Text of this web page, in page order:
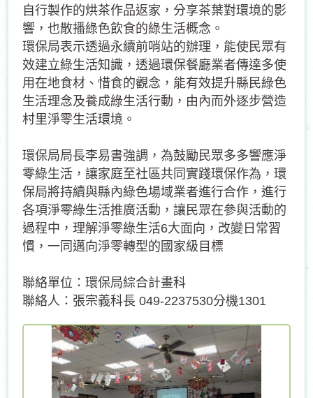
自行製作的烘茶作品返家，分享茶葉對環境的影
響，也散播綠色飲食的綠生活概念。
環保局表示透過永續前哨站的辦理，能使民眾有
效建立綠生活知識，透過環保餐廳業者傳達多使
用在地食材、惜食的觀念，能有效提升縣民綠色
生活理念及養成綠生活行動，由內而外逐步營造
村里淨零生活環境。
環保局局長李易書強調，為鼓勵民眾多多響應淨
零綠生活，讓家庭至社區共同實踐環保作為，環
保局將持續與縣內綠色場域業者進行合作，進行
各項淨零綠生活推廣活動，讓民眾在參與活動的
過程中，理解淨零綠生活6大面向，改變日常習
慣，一同邁向淨零轉型的國家級目標
聯絡單位：環保局綜合計畫科
聯絡人：張宗義科長 049-2237530分機1301